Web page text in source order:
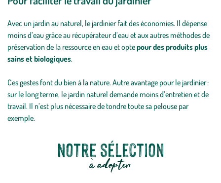
Avec un jardin au naturel, le jardinier fait des économies. Il dépense
moins d’eau grâce au récupérateur d’eau et aux autres méthodes de
préservation de la ressource en eau et optepour des produits plus
sains et biologiques.
Ces gestes font du bien à la nature. Autre avantage pour le jardinier :
sur le long terme, le jardin naturel demande moins d’entretien et de
travail. Il n’est plus nécessaire de tondre toute sa pelouse par
exemple.
Notre sélection
à adopter